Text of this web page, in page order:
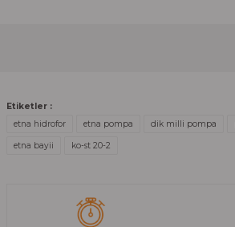
Ürün fiyatı diğer sitelerden daha
Etiketler :
etna hidrofor
etna pompa dik milli pompa
etna bayii ko-st 20-2